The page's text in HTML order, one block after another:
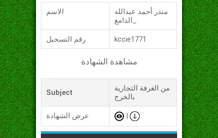
الاسم
منذر أحمد عبدالله
رقم التسجيل kccie1771
مشاهدة الشهادة
Subject
من الغرفة التجارية
بالخرج
عرض الشهادة